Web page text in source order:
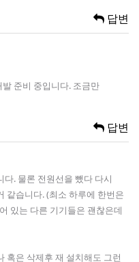
답변
준비 중입니다. 조금만
답변
. 물론 전원선을 뺐다 다시
같습니다. (최소 하루에 한번은
있는 다른 기기들은 괜찮은데
혹은 삭제후 재 설치해도 그런